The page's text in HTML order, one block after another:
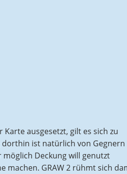
ausgesetzt, gilt es sich zu
dorthin ist natürlich von Gegnern
möglich Deckung will genutzt
machen. GRAW 2 rühmt sich